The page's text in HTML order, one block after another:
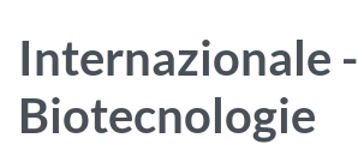
Internazionale -
Biotecnologie